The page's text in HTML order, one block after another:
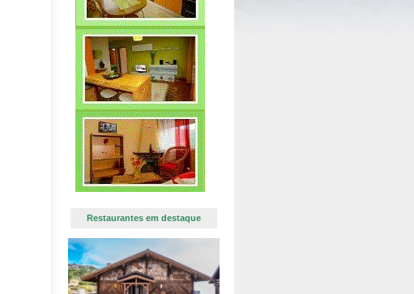
Restaurantes em destaque